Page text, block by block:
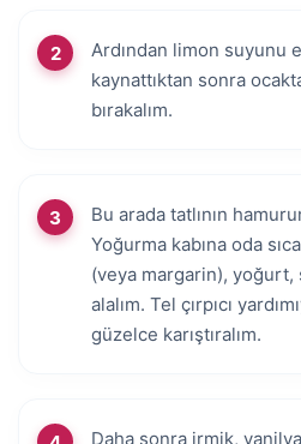
Ardından limon suyunu
kaynattıktan sonra
bırakalım.
Bu arada tatlının
Yoğurma kabına oda
(veya margarin), yoğurt,
alalım. Tel çırpıcı
güzelce karıştıralım.
Daha sonra irmik,